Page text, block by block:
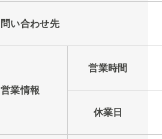
問い合わせ先
営業情報
営業時間
休業日